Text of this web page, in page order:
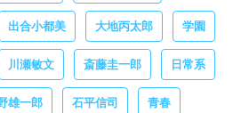
出合小都美 大地丙太郎 学園
川瀬敏文 斎藤圭一郎 日常系
雄一郎 石平信司 青春